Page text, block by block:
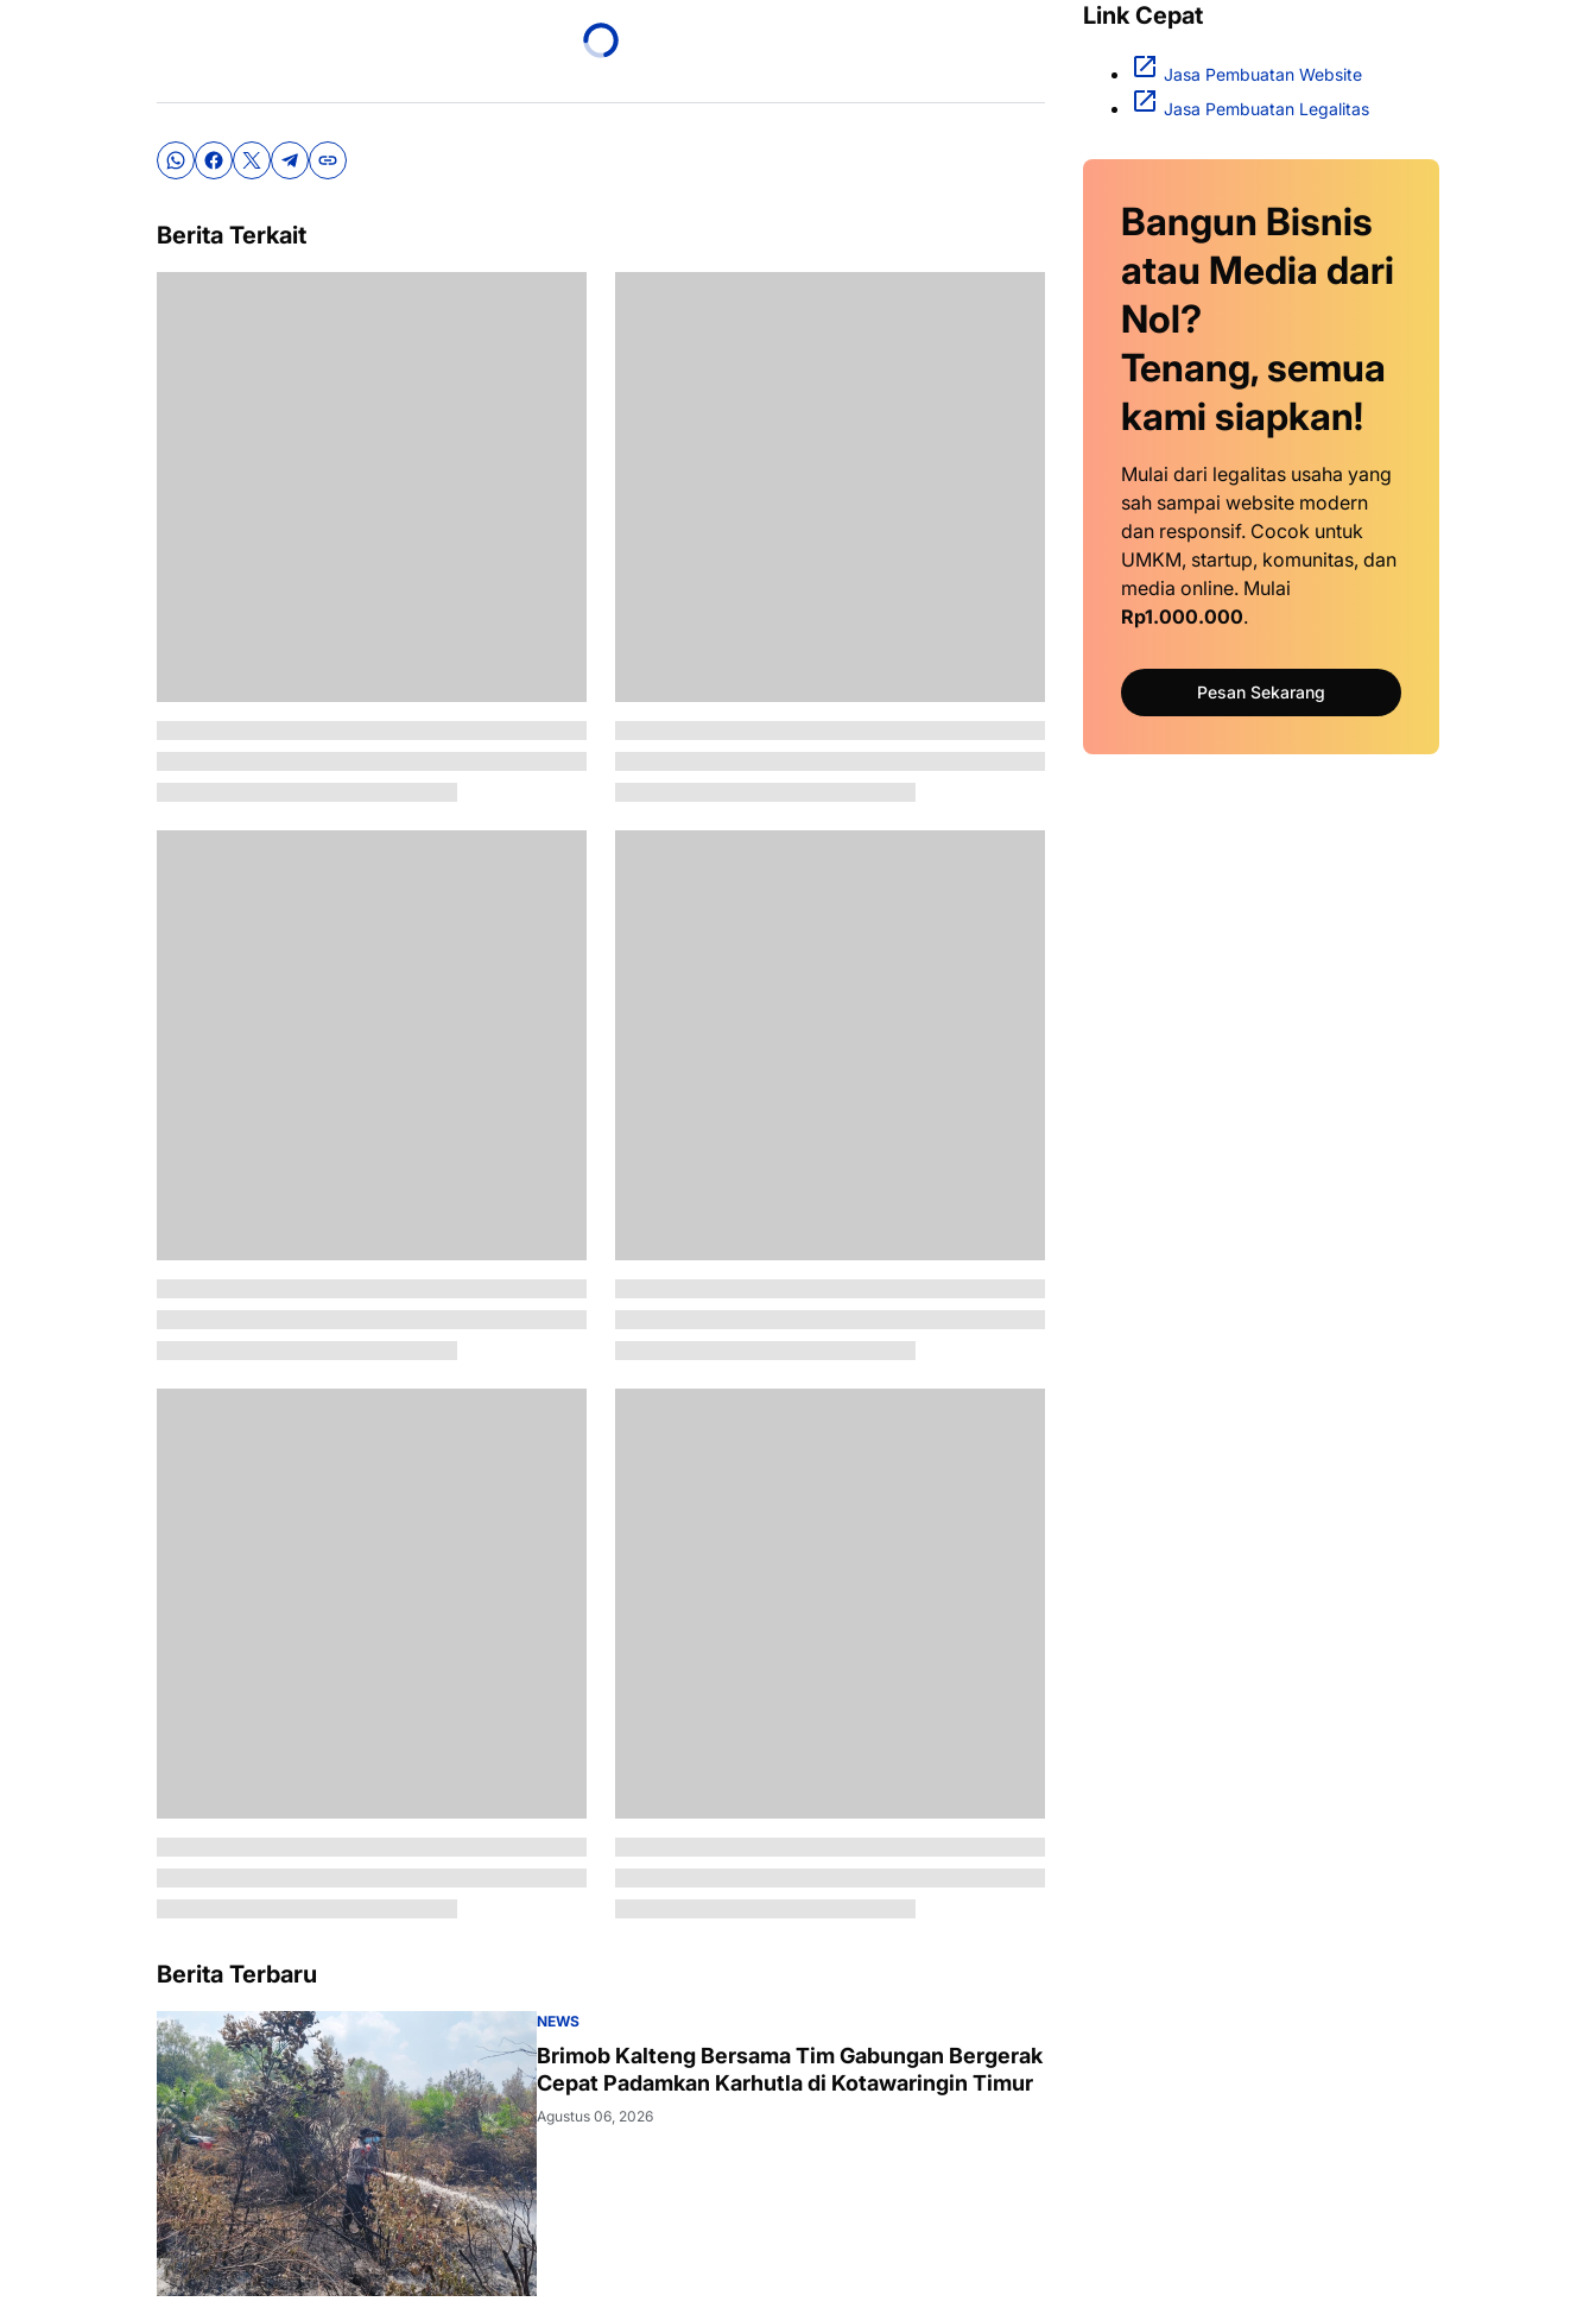
Berita Terkait
Berita Terbaru
NEWS
Brimob Kalteng Bersama Tim Gabungan Bergerak
Cepat Padamkan Karhutla di Kotawaringin Timur
Agustus 06, 2026
Link Cepat
Jasa Pembuatan Website
Jasa Pembuatan Legalitas
Bangun Bisnis
atau Media dari
Nol?
Tenang, semua
kami siapkan!
Mulai dari legalitas usaha yang
sah sampai website modern
dan responsif. Cocok untuk
UMKM, startup, komunitas, dan
media online. Mulai
Rp1.000.000.
Pesan Sekarang